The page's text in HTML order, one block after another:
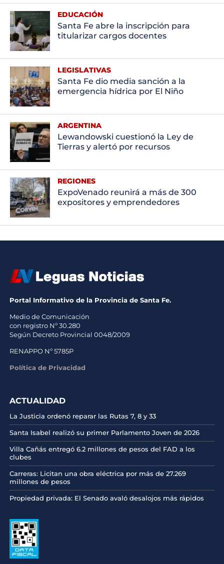
EDUCACIÓN
Santa Fe abre la inscripción para
titularizar cargos docentes
LEGISLATIVAS
Santa Fe dio media sanción a la
emergencia hídrica por El Niño
ARGENTINA
Lewandowski cuestionó la Ley de
Tierras y alertó por recursos
REGIONES
ExpoVenado reunirá a más de 300
expositores y emprendedores
Portal Informativo de la Provincia de Santa Fe.
Medio de Comunicación
con registro Nº 30.280
Según Decreto Provincial 0048/2009
RENAPPO Nº 5785P
Política de Privacidad
ACTUALIDAD
La Justicia ordenó reparar las Rutas 7, 8 y 33
Santa Isabel realizó su primer Parlamento Joven de 2026
Villa Cañás entregó 6.2 millones de pesos del FAD a los
clubes
Carreras: Licitan una obra eléctrica por más de 27.269
millones de pesos
Propiedad privada: El Senado avaló desalojos más rápidos